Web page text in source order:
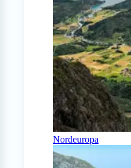
Nordeuropa